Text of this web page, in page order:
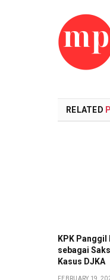
RELATED
KPK
sebagai
Kasus DJKA
FEBRUARY 19,